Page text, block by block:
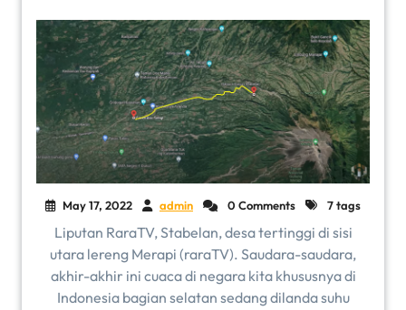
May 17, 2022 admin 0 Comments 7 tags
Liputan RaraTV, Stabelan, desa tertinggi di sisi
utara lereng Merapi (raraTV). Saudara-saudara,
akhir-akhir ini cuaca di negara kita khususnya di
Indonesia bagian selatan sedang dilanda suhu